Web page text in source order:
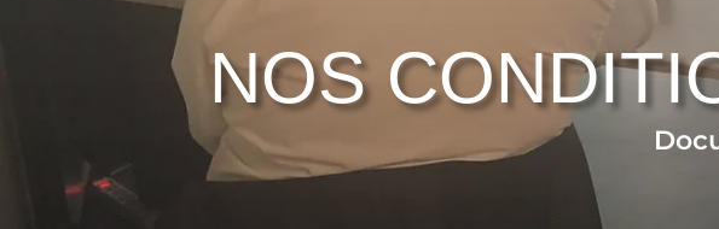
NOS